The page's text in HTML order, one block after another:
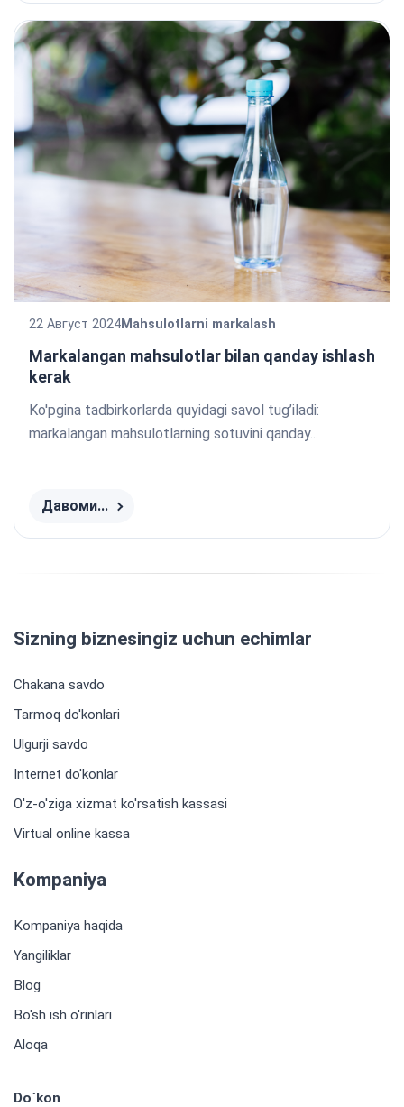
Markalangan mahsulotlar bilan qanday ishlash
kerak
22 Август 2024Mahsulotlarni markalash
Ko'pgina tadbirkorlarda quyidagi savol tug’iladi:
markalangan mahsulotlarning sotuvini qanday...
Давоми...
Sizning biznesingiz uchun echimlar
Chakana savdo
Tarmoq do'konlari
Ulgurji savdo
Internet do'konlar
O'z-o'ziga xizmat ko'rsatish kassasi
Virtual online kassa
Kompaniya
Kompaniya haqida
Yangiliklar
Blog
Bo'sh ish o'rinlari
Aloqa
Do`kon